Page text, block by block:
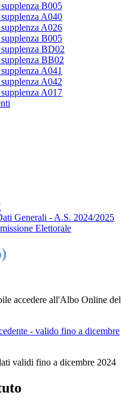
B005
A040
A026
B005
BD02
BB02
A041
A042
A017
Generali - A.S. 2024/2025
Elettorale
accedere all'Albo Online del
- valido fino a dicembre
validi fino a dicembre 2024